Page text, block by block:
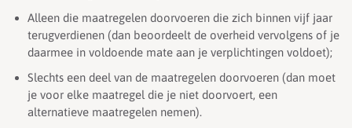
Alleen die maatregelen doorvoeren die zich binnen vijf jaar
terugverdienen (dan beoordeelt de overheid vervolgens of je
daarmee in voldoende mate aan je verplichtingen voldoet);
Slechts een deel van de maatregelen doorvoeren (dan moet
je voor elke maatregel die je niet doorvoert, een
alternatieve maatregelen nemen).